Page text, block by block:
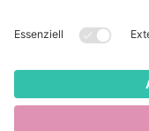
Volkskultur auf